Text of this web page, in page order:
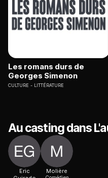
Les romans durs de
Georges Simenon
CULTURE LITTÉRATURE
Au casting dans
Eric
Molière